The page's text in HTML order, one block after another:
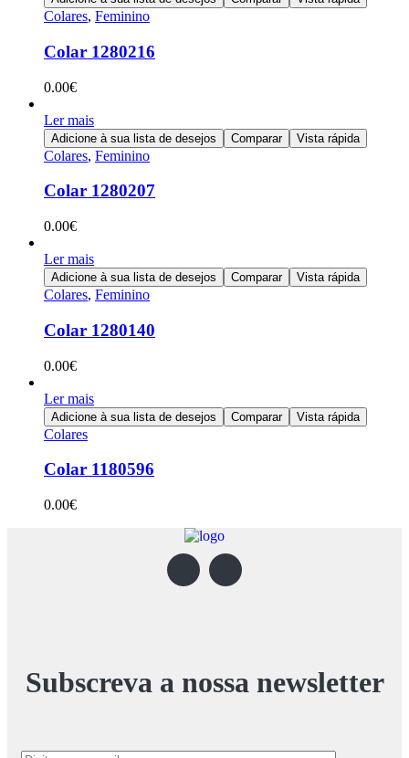
Colares, Feminino
Colar 1280216
0.00€
Ler mais
Adicione à sua lista de desejos Comparar Vista rápida
Colares, Feminino
Colar 1280207
0.00€
Ler mais
Adicione à sua lista de desejos Comparar Vista rápida
Colares, Feminino
Colar 1280140
0.00€
Ler mais
Adicione à sua lista de desejos Comparar Vista rápida
Colares
Colar 1180596
0.00€
Subscreva a nossa newsletter